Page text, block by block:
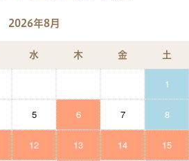
2026年8月
水 木 金 土
1
5 6 7 8
12 13 14 15